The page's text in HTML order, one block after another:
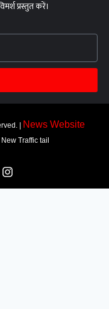
प्रस्तुत करें।
|
News Website
| New Traffic tail